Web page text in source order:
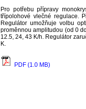
Pro potřebu přípravy
třípolohové vlečné regulace.
Regulátor umožňuje volbu
proměnnou amplitudou (od 0
12.5, 24, 43 K/h. Regulátor
K.
PDF (1.0 MB)